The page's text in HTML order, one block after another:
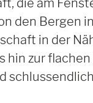
die am
den Bergen
in der
hin zur